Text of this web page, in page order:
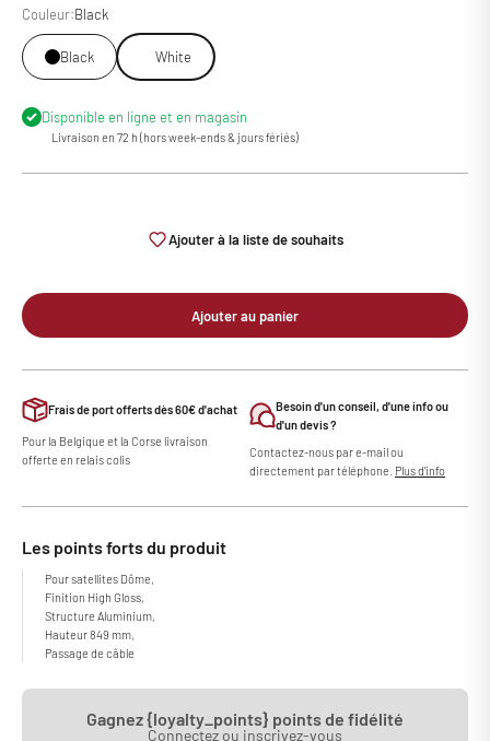
Couleur:Black
Black White
Disponible en ligne et en magasin
Livraison en 72 h (hors week-ends & jours fériés)
Ajouter à la liste de souhaits
Ajouter au panier
Frais de port offerts dès 60€ d'achat
Pour la Belgique et la Corse livraison
offerte en relais colis
Besoin d'un conseil, d'une info ou
d'un devis ?
Contactez-nous par e-mail ou
directement par téléphone. Plus d'info
Les points forts du produit
Pour satellites Dôme,
Finition High Gloss,
Structure Aluminium,
Hauteur 849 mm,
Passage de câble
Gagnez {loyalty_points} points de fidélité
Connectez ou inscrivez-vous